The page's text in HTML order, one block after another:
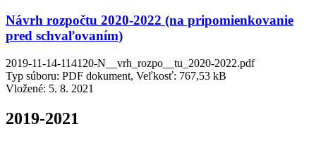
Návrh rozpočtu 2020-2022 (na pripomienkovanie
pred schvaľovaním)
2019-11-14-114120-N__vrh_rozpo__tu_2020-2022.pdf
Typ súboru: PDF dokument, Veľkosť: 767,53 kB
Vložené: 5. 8. 2021
2019-2021